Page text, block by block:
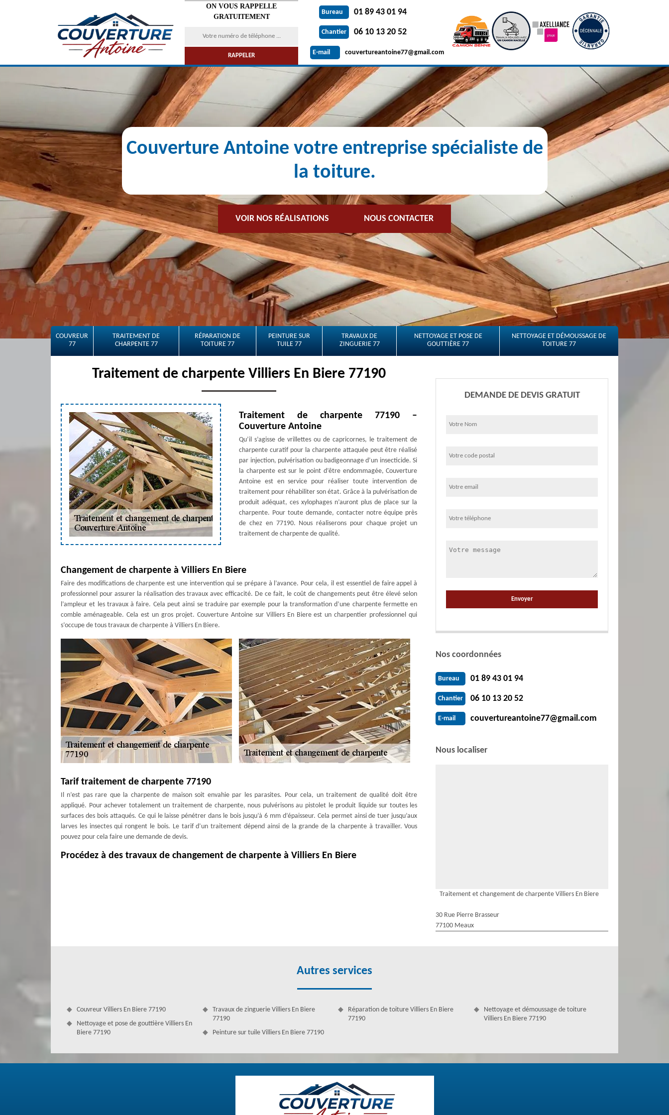
ON VOUS RAPPELLE
GRATUITEMENT
Bureau 01 89 43 01 94
Chantier 06 10 13 20 52
E-mail couvertureantoine77@gmail.com
Couverture Antoine votre entreprise spécialiste de
la toiture.
VOIR NOS RÉALISATIONS NOUS CONTACTER
COUVREUR
77
TRAITEMENT DE
CHARPENTE 77
RÉPARATION DE
TOITURE 77
PEINTURE SUR
TUILE 77
TRAVAUX DE
ZINGUERIE 77
NETTOYAGE ET POSE DE
GOUTTIÈRE 77
NETTOYAGE ET DÉMOUSSAGE DE
TOITURE 77
Traitement de charpente Villiers En Biere 77190
Traitement de charpente 77190 –
Couverture Antoine
Qu’il s’agisse de vrillettes ou de capricornes, le traitement de
charpente curatif pour la charpente attaquée peut être réalisé
par injection, pulvérisation ou badigeonnage d’un insecticide. Si
la charpente est sur le point d’être endommagée, Couverture
Antoine est en service pour réaliser toute intervention de
traitement pour réhabiliter son état. Grâce à la pulvérisation de
produit adéquat, ces xylophages n’auront plus de place sur la
charpente. Pour toute demande, contacter notre équipe près
de chez en 77190. Nous réaliserons pour chaque projet un
traitement de charpente de qualité.
Changement de charpente à Villiers En Biere
Faire des modifications de charpente est une intervention qui se prépare à l’avance. Pour cela, il est essentiel de faire appel à
professionnel pour assurer la réalisation des travaux avec efficacité. De ce fait, le coût de changements peut être élevé selon
l’ampleur et les travaux à faire. Cela peut ainsi se traduire par exemple pour la transformation d’une charpente fermette en
comble aménageable. Cela est un gros projet. Couverture Antoine sur Villiers En Biere est un charpentier professionnel qui
s’occupe de tous travaux de charpente à Villiers En Biere.
Tarif traitement de charpente 77190
Il n’est pas rare que la charpente de maison soit envahie par les parasites. Pour cela, un traitement de qualité doit être
appliqué. Pour achever totalement un traitement de charpente, nous pulvérisons au pistolet le produit liquide sur toutes les
surfaces des bois attaqués. Ce qui le laisse pénétrer dans le bois jusqu’à 6 mm d’épaisseur. Cela permet ainsi de tuer jusqu’aux
larves les insectes qui rongent le bois. Le tarif d’un traitement dépend ainsi de la grande de la charpente à travailler. Vous
pouvez pour cela faire une demande de devis.
Procédez à des travaux de changement de charpente à Villiers En Biere
Bien que les bois soient traités en usine, les bois neufs doivent être retraités en cas de découpe. En effet, dans le cas de
nombreuses pièces de bois à traiter (des paires de volets, par exemple), une pulvérisation s’avère plus pratique. Cela permet
DEMANDE DE DEVIS GRATUIT
Nos coordonnées
Bureau 01 89 43 01 94
Chantier 06 10 13 20 52
E-mail couvertureantoine77@gmail.com
Nous localiser
Traitement et changement de charpente Villiers En Biere
30 Rue Pierre Brasseur
77100 Meaux
Autres services
Couvreur Villiers En Biere 77190
Nettoyage et pose de gouttière Villiers En
Biere 77190
Travaux de zinguerie Villiers En Biere
77190
Peinture sur tuile Villiers En Biere 77190
Réparation de toiture Villiers En Biere
77190
Nettoyage et démoussage de toiture
Villiers En Biere 77190